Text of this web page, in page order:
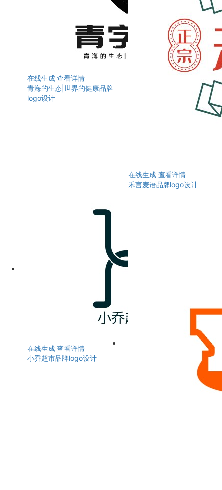
在线生成 查看详情
青海的生态|世界的健康品牌
logo设计
在线生成 查看详情
禾言麦语品牌logo设计
在线生成 查看详情
小乔超市品牌logo设计